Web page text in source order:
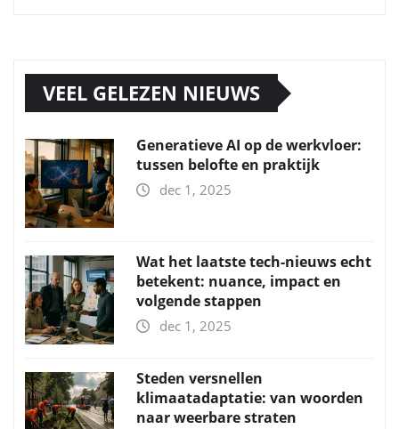
VEEL GELEZEN NIEUWS
Generatieve AI op de werkvloer:
tussen belofte en praktijk
dec 1, 2025
Wat het laatste tech-nieuws echt
betekent: nuance, impact en
volgende stappen
dec 1, 2025
Steden versnellen
klimaatadaptatie: van woorden
naar weerbare straten